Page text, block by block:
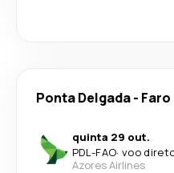
Ponta Delgada- Faro
quinta 29 out.
PDL-FAO· voo
Azores Airlines